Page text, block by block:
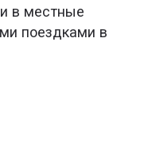
в местные
поездками в